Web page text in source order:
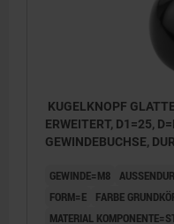
KUGELKNOPF
ERWEITERT, D1=25,
GEWINDEBUCHSE,
GEWINDE=M8
FORM=E
FARBE
MATERIAL